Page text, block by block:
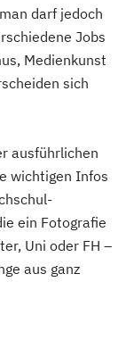
darf jedoch
Jobs
Medienkunst
sich
ausführlichen
wichtigen Infos
ein Fotografie
Uni oder FH –
aus ganz